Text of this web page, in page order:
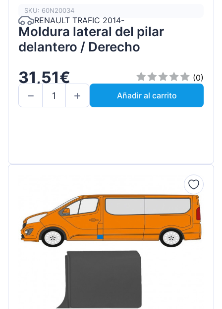
SKU: 60N20034
RENAULT TRAFIC 2014-
Moldura lateral del pilar
delantero / Derecho
31,51€
(0)
Añadir al carrito